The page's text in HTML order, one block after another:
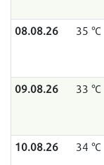
08.08.26
35 °C
09.08.26 33 °C
10.08.26 34 °C